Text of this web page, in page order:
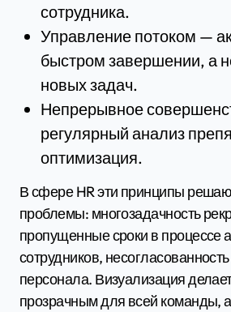
сотрудника.
Управление потоком —
быстром завершении, а
новых задач.
Непрерывное
регулярный анализ
оптимизация.
В сфере HR эти принципы
проблемы: многозадачность
пропущенные сроки в процессе
сотрудников,
персонала. Визуализация
прозрачным для всей команды,